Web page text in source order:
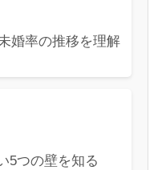
婚率の推移を理解
5つの壁を知る